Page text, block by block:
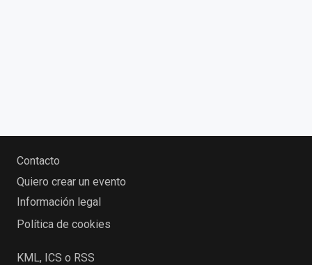
Contacto
Quiero crear un evento
Información legal
Política de cookies
KML, ICS o RSS